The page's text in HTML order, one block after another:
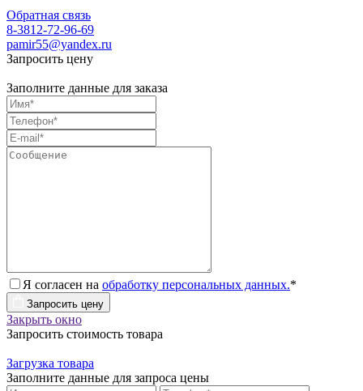
Обратная связь
8-3812-72-96-69
pamir55@yandex.ru
Запросить цену
Заполните данные для заказа
Я согласен на обработку персональных данных.*
Запросить цену
Закрыть окно
Запросить стоимость товара
Загрузка товара
Заполните данные для запроса цены